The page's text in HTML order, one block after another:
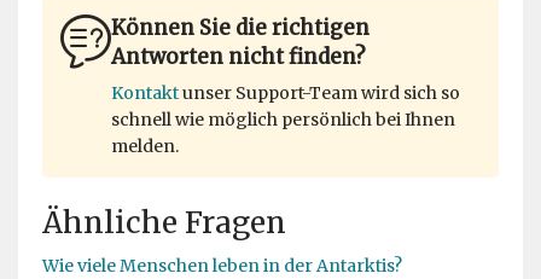
Können Sie die richtigen
Antworten nicht finden?
Kontaktunser Support-Team wird sich so
schnell wie möglich persönlich bei Ihnen
melden.
Ähnliche Fragen
Wie viele Menschen leben in der Antarktis?